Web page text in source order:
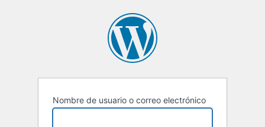
Nombre de usuario o correo electrónico